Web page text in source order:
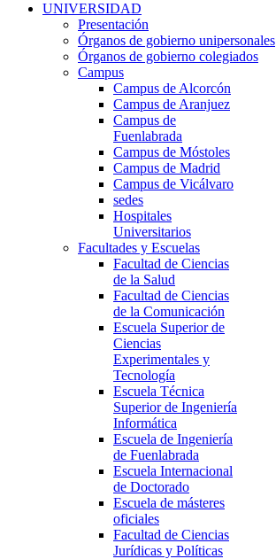
UNIVERSIDAD
Presentación
Órganos de gobierno unipersonales
Órganos de gobierno colegiados
Campus
Campus de Alcorcón
Campus de Aranjuez
Campus de
Fuenlabrada
Campus de Móstoles
Campus de Madrid
Campus de Vicálvaro
sedes
Hospitales
Universitarios
Facultades y Escuelas
Facultad de Ciencias
de la Salud
Facultad de Ciencias
de la Comunicación
Escuela Superior de
Ciencias
Experimentales y
Tecnología
Escuela Técnica
Superior de Ingeniería
Informática
Escuela de Ingeniería
de Fuenlabrada
Escuela Internacional
de Doctorado
Escuela de másteres
oficiales
Facultad de Ciencias
Jurídicas y Políticas